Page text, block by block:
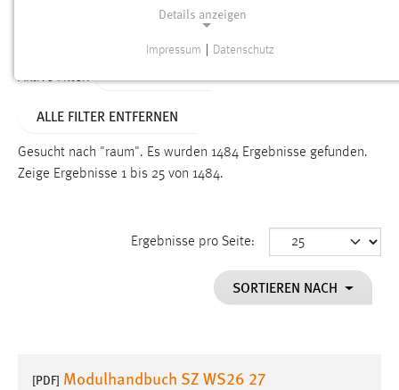
Aktive Filter:
ALLE FILTER ENTFERNEN
Gesucht nach "raum". Es wurden 1484 Ergebnisse gefunden.
Zeige Ergebnisse 1 bis 25 von 1484.
Ergebnisse pro Seite:
SORTIEREN NACH
[PDF] Modulhandbuch SZ WS26 27
Details anzeigen
Funktionen und sind für die einwandfreie Funktion der
Einverständnis
cookie_consent
Dieser Cookie speichert die ausgewählten Einverständnis-
Impressum Datenschutz